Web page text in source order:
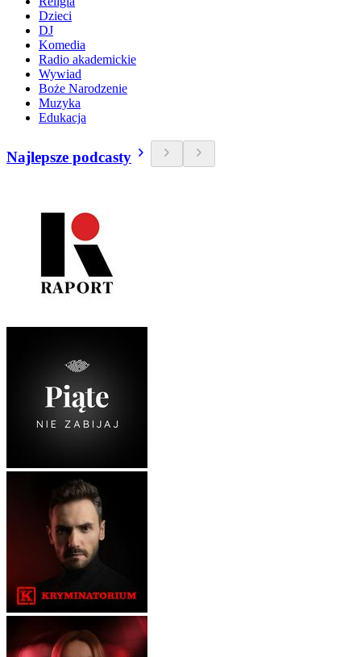
Dzieci
DJ
Komedia
Radio akademickie
Wywiad
Boże Narodzenie
Muzyka
Edukacja
Najlepsze podcasty